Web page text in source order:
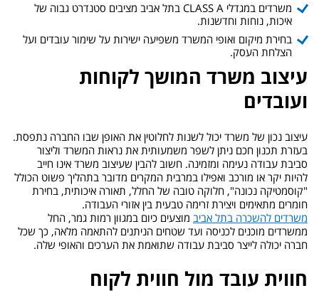
משרדים במגדלי CLASS A בתל אביב מציבים סטנדרט גבוה של
איכות, נוחות וחדשנות.
בחירת מיקום ואופי המשרד משפיעה ישירות על שימור עובדים ועל
הצלחת העסק.
עיצוב משרד המושך לקוחות
ועובדים
עיצוב נכון של משרד יכול לשנות לחלוטין את האופן שבו החברה נתפסת.
בעזרת תכנון חכם ניתן לשפר משמעותית את נראות המשרד וליצור
סביבת עבודה נעימה ומזמינה. חשוב להבין שעיצוב משרד אינו חייב
להיות יקר או מורכב ואפילו במרבית המקרים מדובר בתהליך פשוט הכולל
"קוסמטיקה נכונה", חלוקה טובה של החלל, תאורה איכותית, בחירת
חומרים מתאימים ויצירת זרימה טבעית בין אזורי העבודה.
משרדים להשכרה בתל אביב מוצעים כיום במגוון רמות גמר, החל
ממשרדים מוכנים לכניסה ועד שטחים הניתנים להתאמה מלאה, כך שכל
חברה יכולה לייצר סביבת עבודה שתואמת את הערכים והאופי שלה.
חווית עובד מול חווית לקוח